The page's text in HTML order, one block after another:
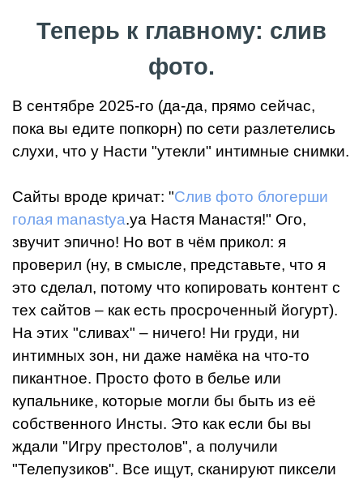
Теперь к главному: слив
фото.
В сентябре 2025-го (да-да, прямо сейчас,
пока вы едите попкорн) по сети разлетелись
слухи, что у Насти "утекли" интимные снимки.
Сайты вроде кричат: "Слив фото блогерши
голая manastya.ya Настя Манастя!" Ого,
звучит эпично! Но вот в чём прикол: я
проверил (ну, в смысле, представьте, что я
это сделал, потому что копировать контент с
тех сайтов – как есть просроченный йогурт).
На этих "сливах" – ничего! Ни груди, ни
интимных зон, ни даже намёка на что-то
пикантное. Просто фото в белье или
купальнике, которые могли бы быть из её
собственного Инсты. Это как если бы вы
ждали "Игру престолов", а получили
"Телепузиков". Все ищут, сканируют пиксели